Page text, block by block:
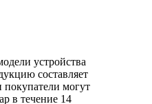
устройства
составляет
могут
в течение 14